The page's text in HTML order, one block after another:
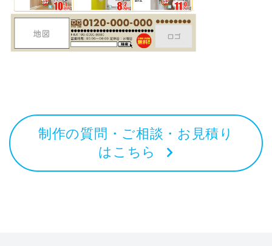
制作の質問・ご相談・お見積り
はこちら